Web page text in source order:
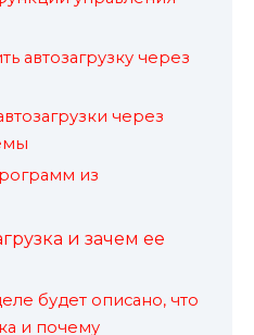
автозагрузку через
через
из
и зачем ее
будет описано, что
и почему